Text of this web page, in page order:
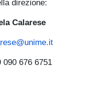
direzione:
Calarese
090 676 6751